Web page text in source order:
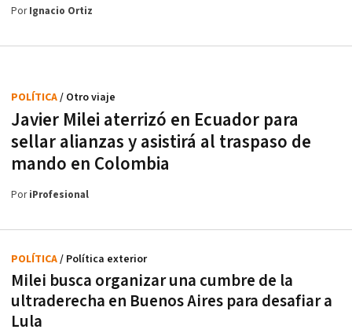
PorIgnacio Ortiz
Javier Milei aterrizó en Ecuador para
sellar alianzas y asistirá al traspaso de
mando en Colombia
POLÍTICA/ Otro viaje
PoriProfesional
Milei busca organizar una cumbre de la
ultraderecha en Buenos Aires para desafiar a
Lula
POLÍTICA/ Política exterior